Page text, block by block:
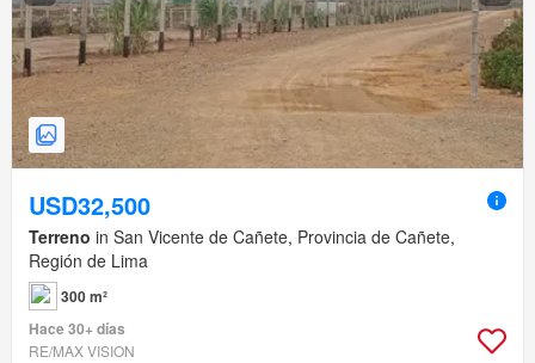
USD32,500
Terreno in San Vicente de Cañete, Provincia de Cañete,
Región de Lima
300 m²
Hace 30+ días
RE/MAX VISION